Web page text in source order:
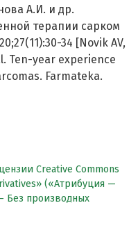
А.И. и др.
терапии сарком
34 [Novik AV,
Ten-year experience
Farmateka.
Creative Commons
(«Атрибуция —
Без производных